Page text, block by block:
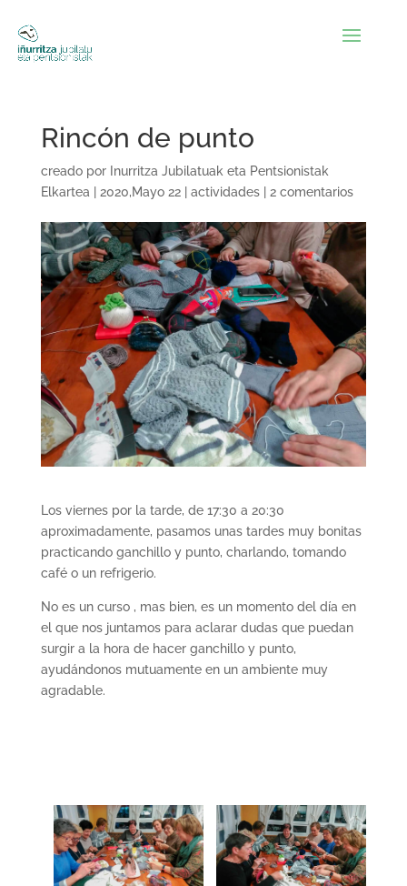
Rincón de punto
creado por Inurritza Jubilatuak eta Pentsionistak
Elkartea
2020,Mayo 22| actividades| 2 comentarios
Los viernes por la tarde, de 17:30 a 20:30
aproximadamente, pasamos unas tardes muy bonitas
practicando ganchillo y punto, charlando, tomando
café o un refrigerio.
No es un curso , mas bien, es un momento del día en
el que nos juntamos para aclarar dudas que puedan
surgir a la hora de hacer ganchillo y punto,
ayudándonos mutuamente en un ambiente muy
agradable.